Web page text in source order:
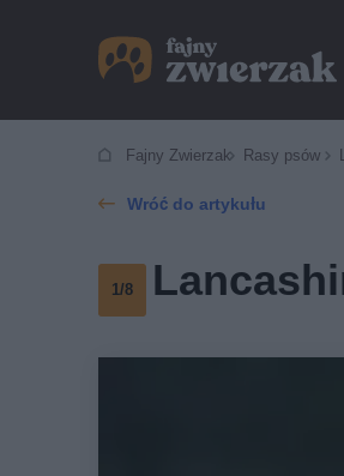
Fajny Zwierzak Rasy psów
Wróć do artykułu
1/8